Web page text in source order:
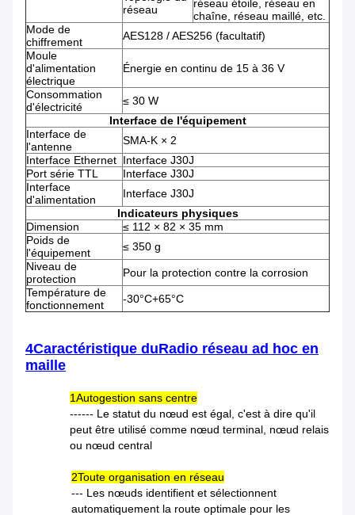
réseau
réseau étoile, réseau en
chaîne, réseau maillé, etc.
Mode de
chiffrement
AES128 / AES256 (facultatif)
Moule
d'alimentation
électrique
Énergie en continu de 15 à 36 V
Consommation
d'électricité
≤ 30 W
Interface de l'équipement
Interface de
l'antenne
SMA-K × 2
Interface Ethernet Interface J30J
Port série TTL
Interface J30J
Interface
d'alimentation
Interface J30J
Indicateurs physiques
Dimension
≤ 112 × 82 × 35 mm
Poids de
l'équipement
≤ 350 g
Niveau de
protection
Pour la protection contre la corrosion
Température de
fonctionnement
-30°C+65°C
4Caractéristique duRadio réseau ad hoc en
maille
1Autogestion sans centre
------ Le statut du nœud est égal, c'est à dire qu'il
peut être utilisé comme nœud terminal, nœud relais
ou nœud central
2Toute organisation en réseau
--- Les nœuds identifient et sélectionnent
automatiquement la route optimale pour les